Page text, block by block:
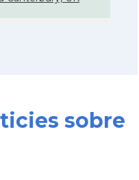
CHELTENHAMsobre